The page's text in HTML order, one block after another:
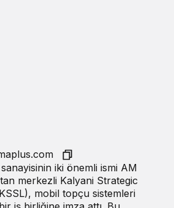
iki önemli ismi AM
merkezli Kalyani Strategic
mobil topçu sistemleri